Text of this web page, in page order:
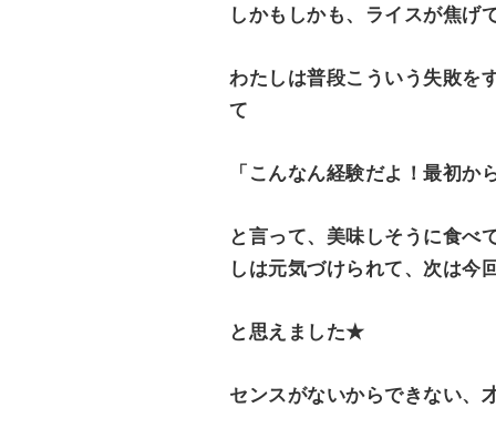
しかもしかも、ライスが焦げ
わたしは普段こういう失敗を
て
「こんなん経験だよ！最初
と言って、美味しそうに食
しは元気づけられて、次は今
と思えました★
センスがないからできない、